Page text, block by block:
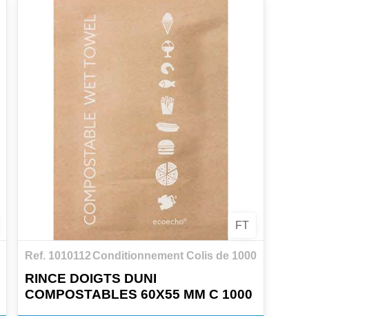
FT
Ref. 1010112Conditionnement Colis de 1000
RINCE DOIGTS DUNI
COMPOSTABLES 60X55 MM C 1000